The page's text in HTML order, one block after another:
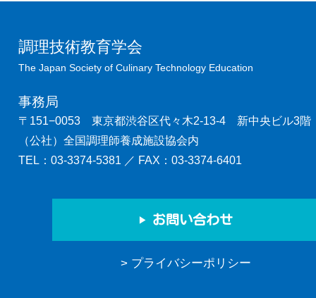
調理技術教育学会
The Japan Society of Culinary Technology Education
事務局
〒151−0053 東京都渋谷区代々木2-13-4 新中央ビル3階
（公社）全国調理師養成施設協会内
TEL：03-3374-5381 ／ FAX：03-3374-6401
お問い合わせ
> プライバシーポリシー